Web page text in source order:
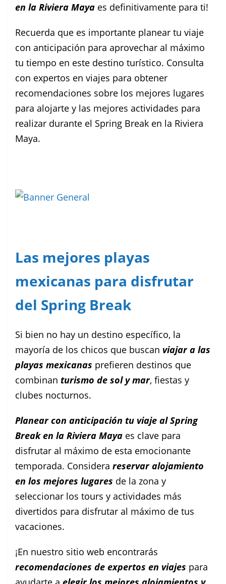
en la Riviera Maya es definitivamente para ti!
Recuerda que es importante planear tu viaje
con anticipación para aprovechar al máximo
tu tiempo en este destino turístico. Consulta
con expertos en viajes para obtener
recomendaciones sobre los mejores lugares
para alojarte y las mejores actividades para
realizar durante el Spring Break en la Riviera
Maya.
Las mejores playas
mexicanas para disfrutar
del Spring Break
Si bien no hay un destino específico, la
mayoría de los chicos que buscan viajar a las
playas mexicanas prefieren destinos que
combinan turismo de sol y mar, fiestas y
clubes nocturnos.
Planear con anticipación tu viaje al Spring
Break en la Riviera Maya es clave para
disfrutar al máximo de esta emocionante
temporada. Considera reservar alojamiento
en los mejores lugares de la zona y
seleccionar los tours y actividades más
divertidos para disfrutar al máximo de tus
vacaciones.
¡En nuestro sitio web encontrarás
recomendaciones de expertos en viajes para